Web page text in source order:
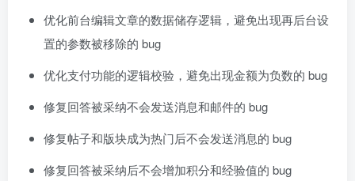
优化前台编辑文章的数据储存逻辑，避免出现再后台设
置的参数被移除的 bug
优化支付功能的逻辑校验，避免出现金额为负数的 bug
修复回答被采纳不会发送消息和邮件的 bug
修复帖子和版块成为热门后不会发送消息的 bug
修复回答被采纳后不会增加积分和经验值的 bug